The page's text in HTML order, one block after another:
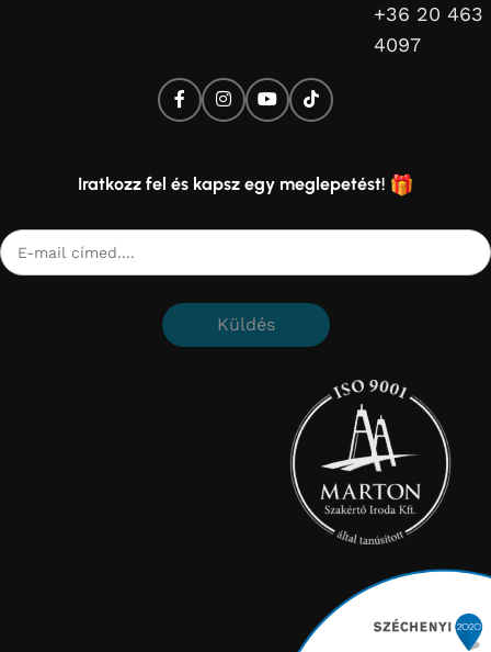
+36 20 463
4097
Iratkozz fel és kapsz egy meglepetést!
Küldés